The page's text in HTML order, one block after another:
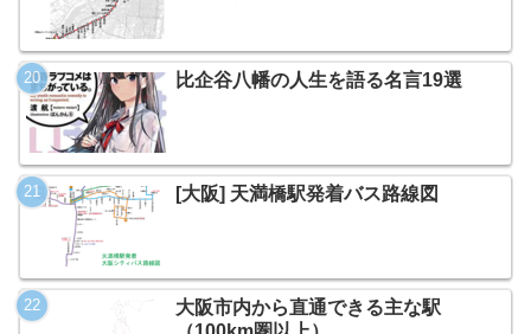
比企谷八幡の人生を語る名言19選
[大阪] 天満橋駅発着バス路線図
大阪市内から直通できる主な駅